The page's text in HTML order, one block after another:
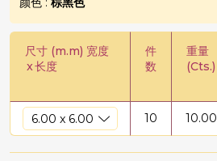
尺寸 (m.m) 宽度
x长度
件
数
重量
(Cts.)
10 10.00